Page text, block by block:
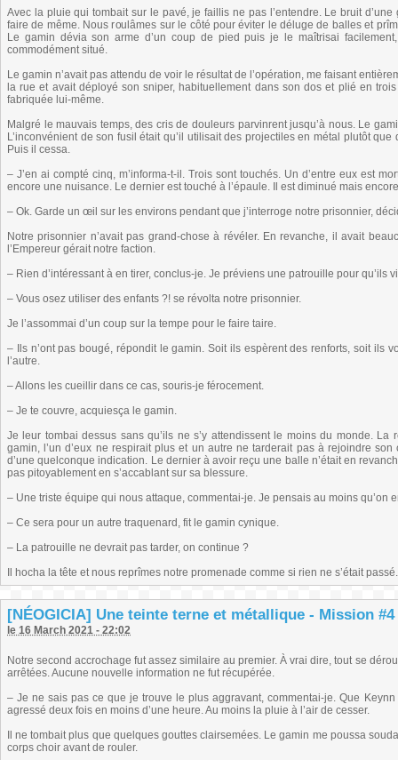
Avec la pluie qui tombait sur le pavé, je faillis ne pas l’entendre. Le bruit
faire de même. Nous roulâmes sur le côté pour éviter le déluge de balles et
Le gamin dévia son arme d’un coup de pied puis je le maîtrisai
commodément situé.
Le gamin n’avait pas attendu de voir le résultat de l’opération, me faisant
la rue et avait déployé son sniper, habituellement dans son dos et plié en
fabriquée lui-même.
Malgré le mauvais temps, des cris de douleurs parvinrent jusqu’à nous. Le
L’inconvénient de son fusil était qu’il utilisait des projectiles en métal plutôt
Puis il cessa.
– J’en ai compté cinq, m’informa-t-il. Trois sont touchés. Un d’entre eux est
encore une nuisance. Le dernier est touché à l’épaule. Il est diminué mais
– Ok. Garde un œil sur les environs pendant que j’interroge notre prisonnier,
Notre prisonnier n’avait pas grand-chose à révéler. En revanche, il avait
l’Empereur gérait notre faction.
– Rien d’intéressant à en tirer, conclus-je. Je préviens une patrouille pour qu’ils
– Vous osez utiliser des enfants ?! se révolta notre prisonnier.
Je l’assommai d’un coup sur la tempe pour le faire taire.
– Ils n’ont pas bougé, répondit le gamin. Soit ils espèrent des renforts, soit ils
l’autre.
– Allons les cueillir dans ce cas, souris-je férocement.
– Je te couvre, acquiesça le gamin.
Je leur tombai dessus sans qu’ils ne s’y attendissent le moins du monde.
gamin, l’un d’eux ne respirait plus et un autre ne tarderait pas à rejoindre
d’une quelconque indication. Le dernier à avoir reçu une balle n’était en
pas pitoyablement en s’accablant sur sa blessure.
– Une triste équipe qui nous attaque, commentai-je. Je pensais au moins qu’on
– Ce sera pour un autre traquenard, fit le gamin cynique.
– La patrouille ne devrait pas tarder, on continue ?
Il hocha la tête et nous reprîmes notre promenade comme si rien ne s’était
[NÉOGICIA] Une teinte terne et métallique - Mission
le 16 March 2021 - 22:02
Notre second accrochage fut assez similaire au premier. À vrai dire, tout se
arrêtées. Aucune nouvelle information ne fut récupérée.
– Je ne sais pas ce que je trouve le plus aggravant, commentai-je. Que
agressé deux fois en moins d’une heure. Au moins la pluie à l’air de cesser.
Il ne tombait plus que quelques gouttes clairsemées. Le gamin me poussa
corps choir avant de rouler.